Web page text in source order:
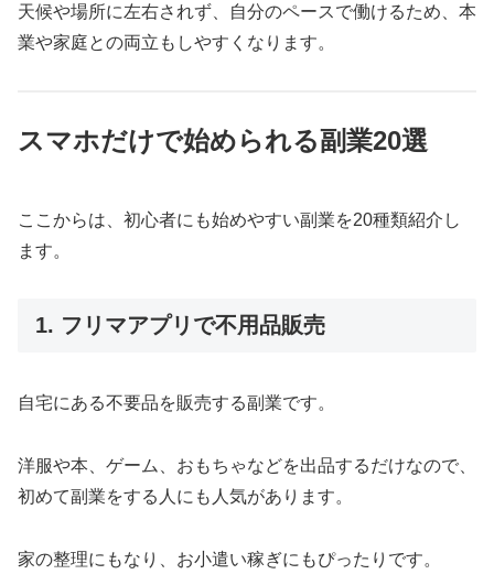
天候や場所に左右されず、自分のペースで働けるため、本
業や家庭との両立もしやすくなります。
スマホだけで始められる副業20選
ここからは、初心者にも始めやすい副業を20種類紹介し
ます。
1. フリマアプリで不用品販売
自宅にある不要品を販売する副業です。
洋服や本、ゲーム、おもちゃなどを出品するだけなので、
初めて副業をする人にも人気があります。
家の整理にもなり、お小遣い稼ぎにもぴったりです。